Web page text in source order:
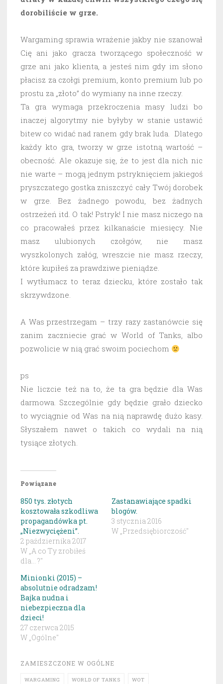
dorobiliście w grze.
Wargaming sprawia wrażenie jakby nie szanował
Cię ani jako gracza tworzącego społeczność w
grze ani jako klienta, a jesteś nim gdy im słono
płacisz za czołgi premium, konto premium lub po
prostu za „złoto” do wymiany na inne rzeczy.
Ta gra wymaga przekroczenia masy ludzi bo
inaczej algorytmy nie byłyby w stanie ustawić
bitew co widać nad ranem gdy brak luda. Dlatego
każdy kto gra, tworzy w grze istotną wartość –
obecność. Ale okazuje się, że to jest dla nich nic
nie warte – mogą jednym pstryknięciem jakiegoś
pryszczatego gostka zniszczyć cały Twój dorobek
w grze. Bez żadnego powodu, bez żadnych
ostrzeżeń itd. O tak! Pstryk! I nie masz niczego na
co pracowałeś przez kilkanaście miesięcy. Nie
masz ulubionych czołgów, nie masz
wyszkolonych załóg, wreszcie nie masz rzeczy,
które kupiłeś za prawdziwe pieniądze.
I wytłumacz to teraz dziecku, które zostało tak
skrzywdzone.
A Was przestrzegam – trzy razy zastanówcie się
zanim zaczniecie grać w World of Tanks, albo
pozwolicie w nią grać swoim pociechom
ps
Nie liczcie też na to, że ta gra będzie dla Was
darmowa. Szczególnie gdy będzie grało dziecko
to wyciągnie od Was na nią naprawdę dużo kasy.
Słyszałem nawet o takich co wydali na nią
tysiące złotych.
Powiązane
850 tys. złotych
kosztowała szkodliwa
propagandówka pt.
„Niezwyciężeni”.
2 października 2017
W „A co Ty zrobiłeś
dla... ?"
Zastanawiające spadki
blogów.
3 stycznia 2016
W „Przedsiębiorczość"
Minionki (2015) –
absolutnie odradzam!
Bajka nudna i
niebezpieczna dla
dzieci!
27 czerwca 2015
W „Ogólne"
ZAMIESZCZONE W OGÓLNE
WARGAMING WORLD OF TANKS WOT